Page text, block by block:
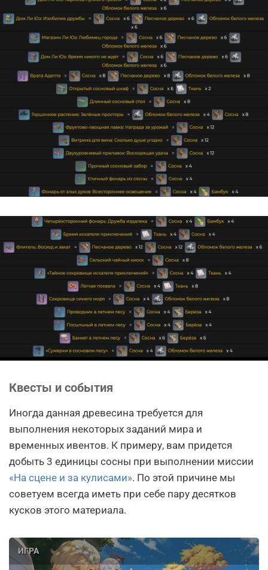
Квесты и события
Иногда данная древесина требуется для
выполнения некоторых заданий мира и
временных ивентов. К примеру, вам придется
добыть 3 единицы сосны при выполнении миссии
«На сцене и за кулисами». По этой причине мы
советуем всегда иметь при себе пару десятков
кусков этого материала.
ИГРА